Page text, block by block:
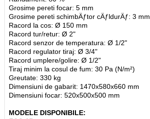
Grosime pereti focar: 5 mm
Grosime pereti schimbÄƒtor cÄƒldurÄƒ: 3 mm
Racord la cos: Ø 150 mm
Racord tur/retur: Ø 2"
Racord senzor de temperatura: Ø 1/2"
Racord regulator tiraj: Ø 3/4"
Racord umplere/golire: Ø 1/2"
Tiraj minim la cosul de fum: 30 Pa (N/m²)
Greutate: 330 kg
Dimensiuni de gabarit: 1470x580x660 mm
Dimensiuni focar: 520x500x500 mm
MODELE DISPONIBILE: